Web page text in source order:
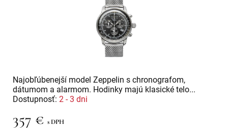
Najobľúbenejší model Zeppelin s chronografom,
dátumom a alarmom. Hodinky majú klasické telo...
Dostupnosť: 2 - 3 dni
357 € s DPH